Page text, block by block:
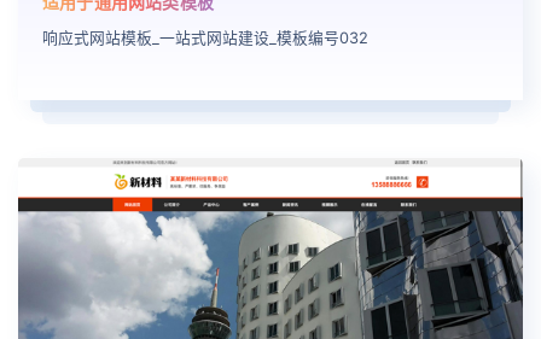
响应式网站模板_一站式网站建设_模板编号032